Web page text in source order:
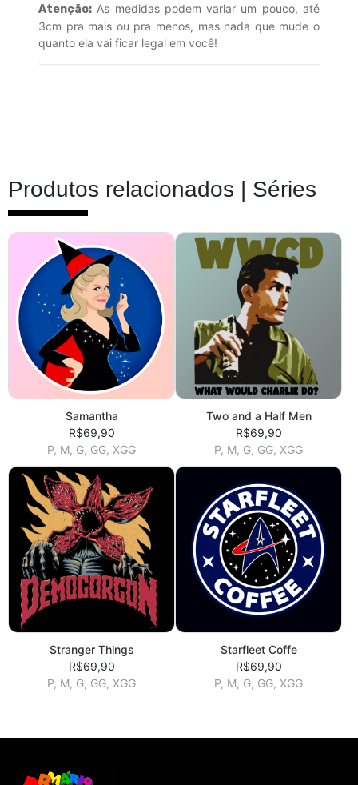
Atenção: As medidas podem variar um pouco, até
3cm pra mais ou pra menos, mas nada que mude o
quanto ela vai ficar legal em você!
Produtos relacionados | Séries
Samantha
R$69,90
P, M, G, GG, XGG
Two and a Half Men
R$69,90
P, M, G, GG, XGG
Stranger Things
R$69,90
P, M, G, GG, XGG
Starfleet Coffe
R$69,90
P, M, G, GG, XGG